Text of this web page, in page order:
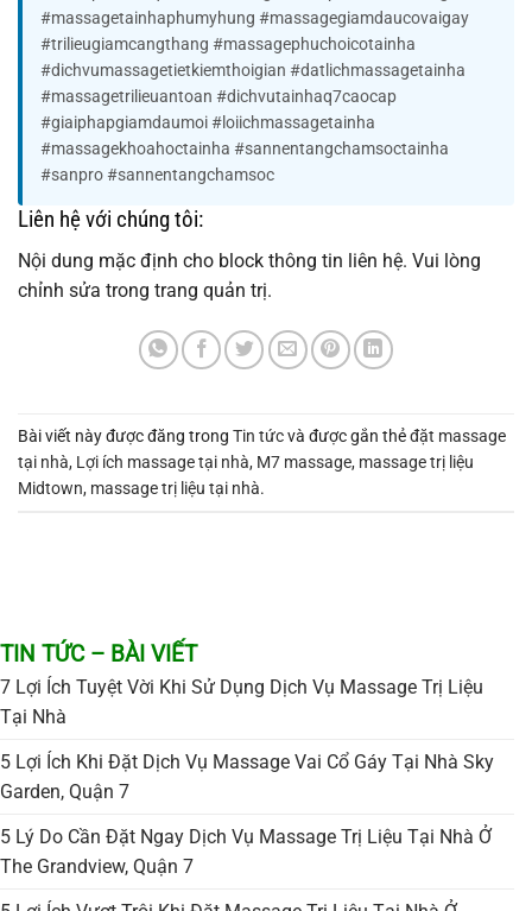
#massagetainhaphumyhung #massagegiamdaucovaigay
#trilieugiamcangthang #massagephuchoicotainha
#dichvumassagetietkiemthoigian #datlichmassagetainha
#massagetrilieuantoan #dichvutainhaq7caocap
#giaiphapgiamdaumoi #loiichmassagetainha
#massagekhoahoctainha #sannentangchamsoctainha
#sanpro #sannentangchamsoc
Liên hệ với chúng tôi:
Nội dung mặc định cho block thông tin liên hệ. Vui lòng
chỉnh sửa trong trang quản trị.
Bài viết này được đăng trong Tin tứcvà được gắn thẻđặt massage
tại nhà, Lợi ích massage tại nhà, M7 massage, massage trị liệu
Midtown, massage trị liệu tại nhà.
TIN TỨC – BÀI VIẾT
7 Lợi Ích Tuyệt Vời Khi Sử Dụng Dịch Vụ Massage Trị Liệu
Tại Nhà
5 Lợi Ích Khi Đặt Dịch Vụ Massage Vai Cổ Gáy Tại Nhà Sky
Garden, Quận 7
5 Lý Do Cần Đặt Ngay Dịch Vụ Massage Trị Liệu Tại Nhà Ở
The Grandview, Quận 7